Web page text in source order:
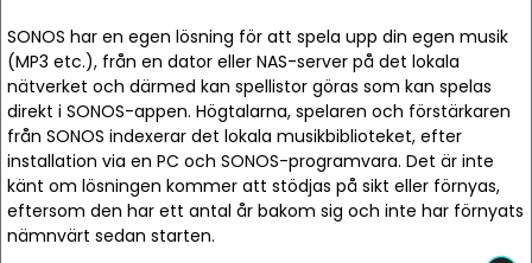
SONOS har en egen lösning för att spela upp din egen musik
(MP3 etc.), från en dator eller NAS-server på det lokala
nätverket och därmed kan spellistor göras som kan spelas
direkt i SONOS-appen. Högtalarna, spelaren och förstärkaren
från SONOS indexerar det lokala musikbiblioteket, efter
installation via en PC och SONOS-programvara. Det är inte
känt om lösningen kommer att stödjas på sikt eller förnyas,
eftersom den har ett antal år bakom sig och inte har förnyats
nämnvärt sedan starten.